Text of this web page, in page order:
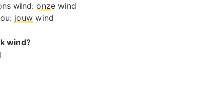
wind: onze wind
jouw wind
wind?